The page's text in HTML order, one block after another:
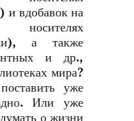
и вдобавок на
а также
и др.,
мира?
уже
Или уже
о жизни